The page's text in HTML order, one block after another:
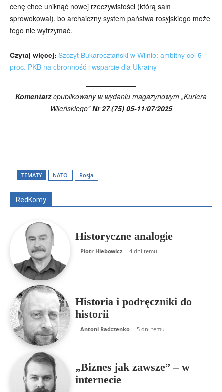
cenę chce uniknąć nowej rzeczywistości (którą sam
sprowokował), bo archaiczny system państwa rosyjskiego może
tego nie wytrzymać.
Czytaj więcej: Szczyt Bukaresztański w Wilnie: ambitny cel 5
proc. PKB na obronność i wsparcie dla Ukrainy
Komentarzopublikowany w wydaniu magazynowym „Kuriera
Wileńskiego”Nr 27 (75) 05-11/07/2025
TEMATY NATO Rosja
RedKomy
ks. Jarosław Wąsowicz SDB
Historyczne analogie
Piotr Hlebowicz - 4 dni temu
Historia i podręczniki do
historii
Antoni Radczenko - 5 dni temu
„Biznes jak zawsze” – w
internecie